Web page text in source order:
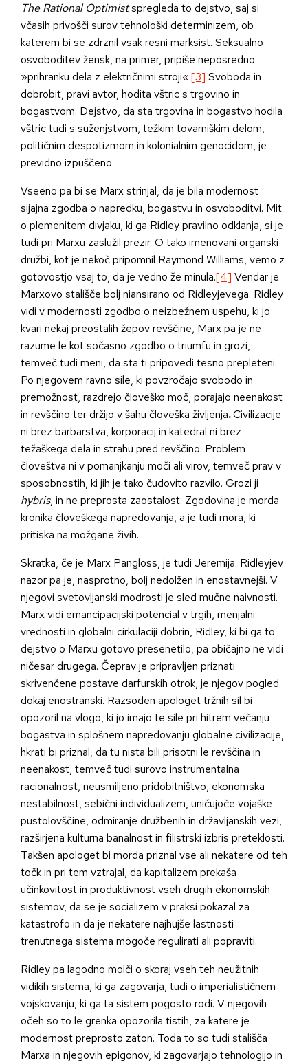
The Rational Optimistspregleda to dejstvo, saj si
včasih privošči surov tehnološki determinizem, ob
katerem bi se zdrznil vsak resni marksist. Seksualno
osvoboditev žensk, na primer, pripiše neposredno
»prihranku dela z električnimi stroji«.[3] Svoboda in
dobrobit, pravi avtor, hodita vštric s trgovino in
bogastvom. Dejstvo, da sta trgovina in bogastvo hodila
vštric tudi s suženjstvom, težkim tovarniškim delom,
političnim despotizmom in kolonialnim genocidom, je
previdno izpuščeno.
Vseeno pa bi se Marx strinjal, da je bila modernost
sijajna zgodba o napredku, bogastvu in osvoboditvi. Mit
o plemenitem divjaku, ki ga Ridley pravilno odklanja, si je
tudi pri Marxu zaslužil prezir. O tako imenovani organski
družbi, kot je nekoč pripomnil Raymond Williams, vemo z
gotovostjo vsaj to, da je vedno že minula.[4] Vendar je
Marxovo stališče bolj niansirano od Ridleyjevega. Ridley
vidi v modernosti zgodbo o neizbežnem uspehu, ki jo
kvari nekaj preostalih žepov revščine, Marx pa je ne
razume le kot sočasno zgodbo o triumfu in grozi,
temveč tudi meni, da sta ti pripovedi tesno prepleteni.
Po njegovem ravno sile, ki povzročajo svobodo in
premožnost, razdrejo človeško moč, porajajo neenakost
in revščino ter držijo v šahu človeška življenja.Civilizacije
ni brez barbarstva, korporacij in katedral ni brez
težaškega dela in strahu pred revščino. Problem
človeštva ni v pomanjkanju moči ali virov, temveč prav v
sposobnostih, ki jih je tako čudovito razvilo. Grozi ji
hybris, in ne preprosta zaostalost. Zgodovina je morda
kronika človeškega napredovanja, a je tudi mora, ki
pritiska na možgane živih.
Skratka, če je Marx Pangloss, je tudi Jeremija. Ridleyjev
nazor pa je, nasprotno, bolj nedolžen in enostavnejši. V
njegovi svetovljanski modrosti je sled mučne naivnosti.
Marx vidi emancipacijski potencial v trgih, menjalni
vrednosti in globalni cirkulaciji dobrin, Ridley, ki bi ga to
dejstvo o Marxu gotovo presenetilo, pa običajno ne vidi
ničesar drugega. Čeprav je pripravljen priznati
skrivenčene postave darfurskih otrok, je njegov pogled
dokaj enostranski. Razsoden apologet tržnih sil bi
opozoril na vlogo, ki jo imajo te sile pri hitrem večanju
bogastva in splošnem napredovanju globalne civilizacije,
hkrati bi priznal, da tu nista bili prisotni le revščina in
neenakost, temveč tudi surovo instrumentalna
racionalnost, neusmiljeno pridobitništvo, ekonomska
nestabilnost, sebični individualizem, uničujoče vojaške
pustolovščine, odmiranje družbenih in državljanskih vezi,
razširjena kulturna banalnost in filistrski izbris preteklosti.
Takšen apologet bi morda priznal vse ali nekatere od teh
točk in pri tem vztrajal, da kapitalizem prekaša
učinkovitost in produktivnost vseh drugih ekonomskih
sistemov, da se je socializem v praksi pokazal za
katastrofo in da je nekatere najhujše lastnosti
trenutnega sistema mogoče regulirati ali popraviti.
Ridley pa lagodno molči o skoraj vseh teh neužitnih
vidikih sistema, ki ga zagovarja, tudi o imperialističnem
vojskovanju, ki ga ta sistem pogosto rodi. V njegovih
očeh so to le grenka opozorila tistih, za katere je
modernost preprosto zaton. Toda to so tudi stališča
Marxa in njegovih epigonov, ki zagovarjajo tehnologijo in